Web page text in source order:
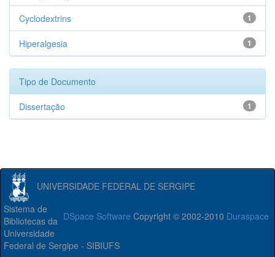
1
Cyclodextrins
1
Hiperalgesia
Tipo de Documento
1
Dissertação
UNIVERSIDADE FEDERAL DE SERGIPE
DSpace Software Copyright © 2002-2010 Duraspace
Sistema de
Bibliotecas da
Universidade
Federal de Sergipe - SIBIUFS